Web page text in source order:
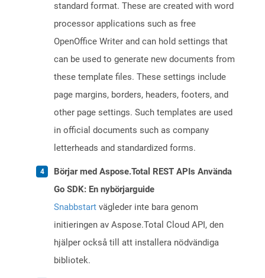
standard format. These are created with word
processor applications such as free
OpenOffice Writer and can hold settings that
can be used to generate new documents from
these template files. These settings include
page margins, borders, headers, footers, and
other page settings. Such templates are used
in official documents such as company
letterheads and standardized forms.
Börjar med Aspose.Total REST APIs Använda
Go SDK: En nybörjarguide
Snabbstart vägleder inte bara genom
initieringen av Aspose.Total Cloud API, den
hjälper också till att installera nödvändiga
bibliotek.